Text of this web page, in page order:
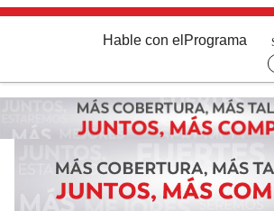
Hable con el Programa